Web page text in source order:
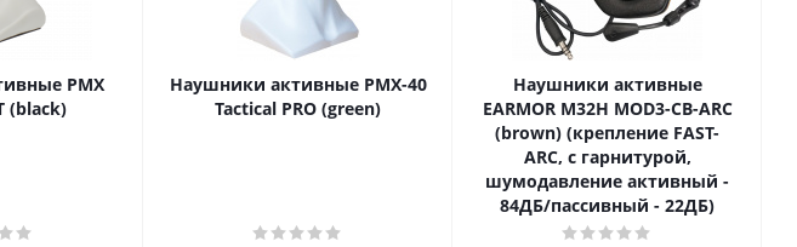
PMX
(black)
Наушники активные PMX-40
Tactical PRO (green)
Наушники активные
EARMOR M32H MOD3-CB-ARC
(brown) (крепление FAST-
ARC, с гарнитурой,
шумодавление активный -
84ДБ/пассивный - 22ДБ)